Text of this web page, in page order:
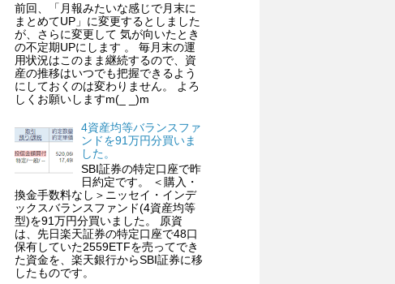
前回、「月報みたいな感じで月末に
まとめてUP」に変更するとしました
が、さらに変更して 気が向いたとき
の不定期UPにします 。 毎月末の運
用状況はこのまま継続するので、資
産の推移はいつでも把握できるよう
にしておくのは変わりません。 よろ
しくお願いしますm(_ _)m
4資産均等バランスファ
ンドを91万円分買いま
した。
SBI証券の特定口座で昨
日約定です。 ＜購入・
換金手数料なし＞ニッセイ・インデ
ックスバランスファンド(4資産均等
型)を91万円分買いました。 原資
は、先日楽天証券の特定口座で48口
保有していた2559ETFを売ってでき
た資金を、楽天銀行からSBI証券に移
したものです。